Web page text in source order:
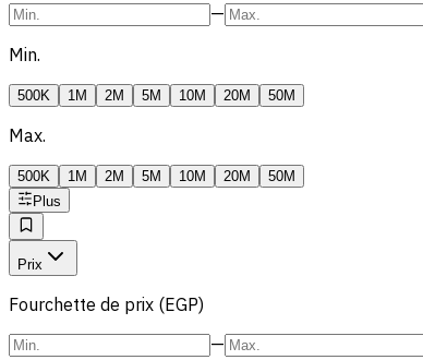
—
Min.
500K 1M 2M 5M 10M 20M 50M
Max.
500K 1M 2M 5M 10M 20M
50M
Plus
Prix
Fourchette de prix (EGP)
—